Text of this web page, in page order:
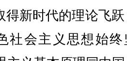
得新时代的理论飞
社会主义思想始